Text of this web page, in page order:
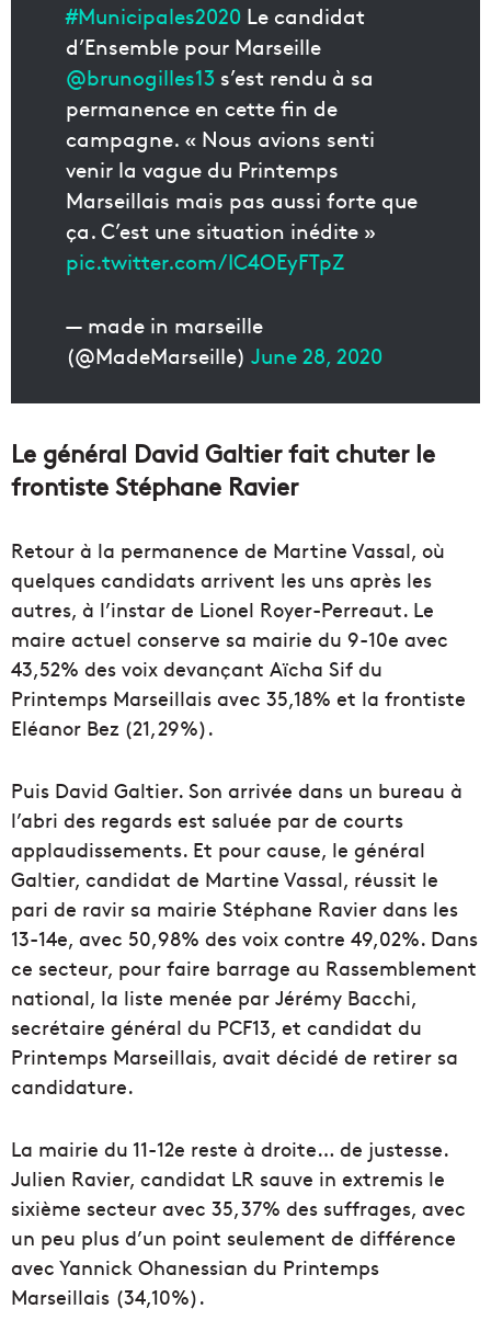
#Municipales2020 Le candidat
d’Ensemble pour Marseille
@brunogilles13 s’est rendu à sa
permanence en cette fin de
campagne. « Nous avions senti
venir la vague du Printemps
Marseillais mais pas aussi forte que
ça. C’est une situation inédite »
pic.twitter.com/IC4OEyFTpZ
— made in marseille
(@MadeMarseille) June 28, 2020
Le général David Galtier fait chuter le
frontiste Stéphane Ravier
Retour à la permanence de Martine Vassal, où
quelques candidats arrivent les uns après les
autres, à l’instar de Lionel Royer-Perreaut. Le
maire actuel conserve sa mairie du 9-10e avec
43,52% des voix devançant Aïcha Sif du
Printemps Marseillais avec 35,18% et la frontiste
Eléanor Bez (21,29%).
Puis David Galtier. Son arrivée dans un bureau à
l’abri des regards est saluée par de courts
applaudissements. Et pour cause, le général
Galtier, candidat de Martine Vassal, réussit le
pari de ravir sa mairie Stéphane Ravier dans les
13-14e, avec 50,98% des voix contre 49,02%. Dans
ce secteur, pour faire barrage au Rassemblement
national, la liste menée par Jérémy Bacchi,
secrétaire général du PCF13, et candidat du
Printemps Marseillais, avait décidé de retirer sa
candidature.
La mairie du 11-12e reste à droite… de justesse.
Julien Ravier, candidat LR sauve in extremis le
sixième secteur avec 35,37% des suffrages, avec
un peu plus d’un point seulement de différence
avec Yannick Ohanessian du Printemps
Marseillais (34,10%).